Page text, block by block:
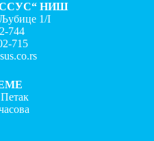
НИШ
1/I
744
715